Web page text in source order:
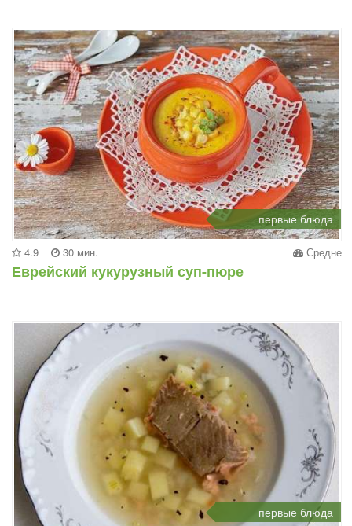
первые блюда
4.9 30 мин. Средне
Еврейский кукурузный суп-пюре
первые блюда